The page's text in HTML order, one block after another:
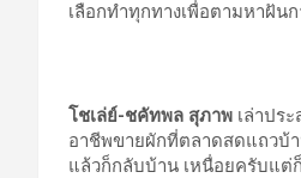
เลือกทำทุกทางเพื่อตามหาฝัน
โชเล่ย์-ชคัทพล สุภาพ เล่าปร
อาชีพขายผักที่ตลาดสดแถวบ้า
แล้วก็กลับบ้าน เหนื่อยครับแต่